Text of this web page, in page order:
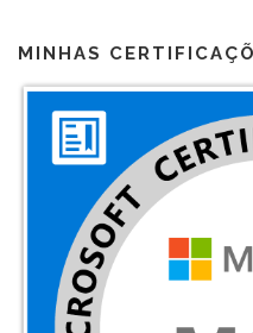
MINHAS